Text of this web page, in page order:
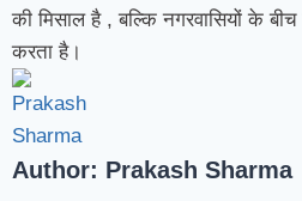
की मिसाल है , बल्कि नगरवासियों के
करता है।
Author: Prakash Sharma